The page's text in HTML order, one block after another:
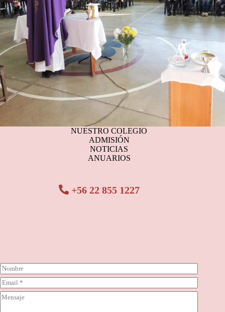
NUESTRO COLEGIO
ADMISIÓN
NOTICIAS
ANUARIOS
+56 22 855 1227
N
o
m
b
r
C
o
r
C